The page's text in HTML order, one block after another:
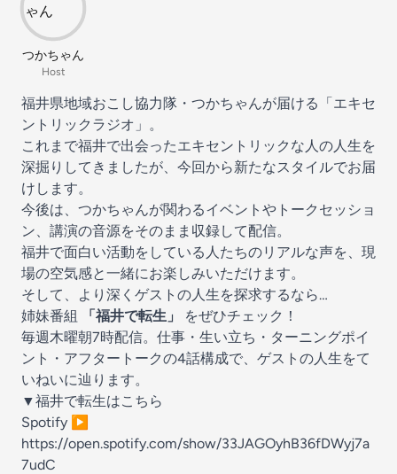
つかちゃん
Host
福井県地域おこし協力隊・つかちゃんが届ける「エキセ
ントリックラジオ」。
これまで福井で出会ったエキセントリックな人の人生を
深掘りしてきましたが、今回から新たなスタイルでお届
けします。
今後は、つかちゃんが関わるイベントやトークセッショ
ン、講演の音源をそのまま収録して配信。
福井で面白い活動をしている人たちのリアルな声を、現
場の空気感と一緒にお楽しみいただけます。
そして、より深くゲストの人生を探求するなら…
姉妹番組
「福井で転生」
をぜひチェック！
毎週木曜朝7時配信。仕事・生い立ち・ターニングポイ
ント・アフタートークの4話構成で、ゲストの人生をて
いねいに辿ります。
▼福井で転生はこちら
Spotify ▶
https://open.spotify.com/show/33JAGOyhB36fDWyj7a
7udC